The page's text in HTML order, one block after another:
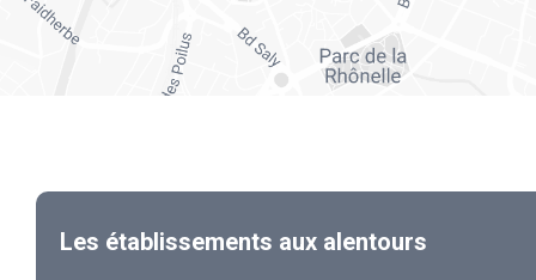
Les établissements aux alentours